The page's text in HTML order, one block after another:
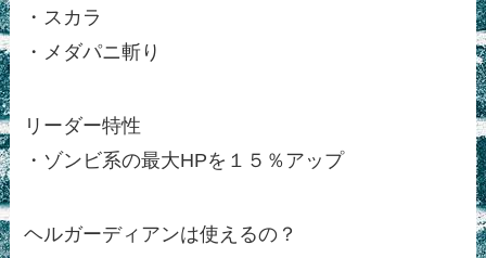
・スカラ
・メダパニ斬り
リーダー特性
・ゾンビ系の最大HPを１５％アップ
ヘルガーディアンは使えるの？